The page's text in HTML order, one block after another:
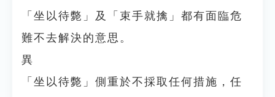
「坐以待斃」及「束手就擒」都有面臨危
難不去解決的意思。
異
「坐以待斃」側重於不採取任何措施，任